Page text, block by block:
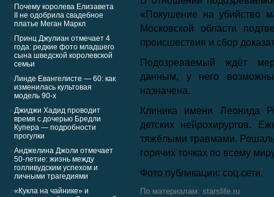
Почему королева Елизавета
II не одобрила свадебное
платье Меган Маркл
Принц Джулиан отмечает 4
года: редкие фото младшего
сына шведской королевской
семьи
Линде Евангелисте — 60: как
изменилась культовая
модель 90-х
Джиджи Хадид проводит
время с дочерью Бредли
Купера — подробности
прогулки
Анджелина Джоли отмечает
50-летие: жизнь между
голливудским успехом и
личными трагедиями
«Кукла на чайнике» и
«Покушение на убийство
Московской области
происшествия и сбор
Подозреваемый ждёт
данным, у него возможны
назначена.
Клиника имени Леонида
детских нейрохирургов.
тяжёлыми травмами. Рошаль
горячих точках по всему
Фото публикации: соц.сети.
По материалам: starslife.ru